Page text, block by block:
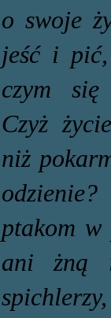
o swoje
jeść i
czym się
Czyż
niż
ptakom
ani żną